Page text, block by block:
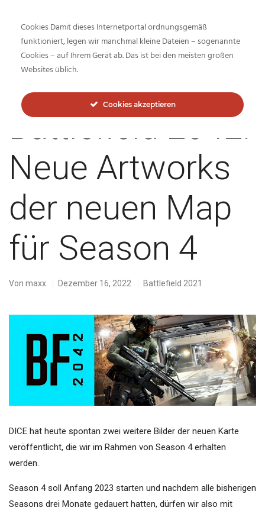
Inside-Network.net
Battlefield 2042:
Neue Artworks
der neuen Map
für Season 4
Von maxx Dezember 16, 2022 Battlefield 2021
DICE hat heute spontan zwei weitere Bilder der neuen Karte
veröffentlicht, die wir im Rahmen von Season 4 erhalten
werden.
Season 4 soll Anfang 2023 starten und nachdem alle bisherigen
Seasons drei Monate gedauert hatten, dürfen wir also mit
Cookies Damit dieses Internetportal ordnungsgemäß
funktioniert, legen wir manchmal kleine Dateien – sogenannte
Cookies – auf Ihrem Gerät ab. Das ist bei den meisten großen
Websites üblich.
Cookies akzeptieren